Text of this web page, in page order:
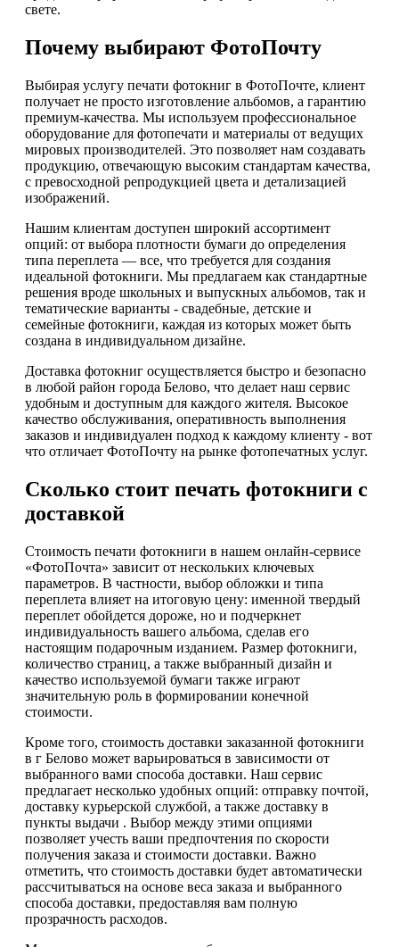
свете.
Почему выбирают ФотоПочту
Выбирая услугу печати фотокниг в ФотоПочте, клиент
получает не просто изготовление альбомов, а гарантию
премиум-качества. Мы используем профессиональное
оборудование для фотопечати и материалы от ведущих
мировых производителей. Это позволяет нам создавать
продукцию, отвечающую высоким стандартам качества,
с превосходной репродукцией цвета и детализацией
изображений.
Нашим клиентам доступен широкий ассортимент
опций: от выбора плотности бумаги до определения
типа переплета — все, что требуется для создания
идеальной фотокниги. Мы предлагаем как стандартные
решения вроде школьных и выпускных альбомов, так и
тематические варианты - свадебные, детские и
семейные фотокниги, каждая из которых может быть
создана в индивидуальном дизайне.
Доставка фотокниг осуществляется быстро и безопасно
в любой район города Белово, что делает наш сервис
удобным и доступным для каждого жителя. Высокое
качество обслуживания, оперативность выполнения
заказов и индивидуален подход к каждому клиенту - вот
что отличает ФотоПочту на рынке фотопечатных услуг.
Сколько стоит печать фотокниги с
доставкой
Стоимость печати фотокниги в нашем онлайн-сервисе
«ФотоПочта» зависит от нескольких ключевых
параметров. В частности, выбор обложки и типа
переплета влияет на итоговую цену: именной твердый
переплет обойдется дороже, но и подчеркнет
индивидуальность вашего альбома, сделав его
настоящим подарочным изданием. Размер фотокниги,
количество страниц, а также выбранный дизайн и
качество используемой бумаги также играют
значительную роль в формировании конечной
стоимости.
Кроме того, стоимость доставки заказанной фотокниги
в г Белово может варьироваться в зависимости от
выбранного вами способа доставки. Наш сервис
предлагает несколько удобных опций: отправку почтой,
доставку курьерской службой, а также доставку в
пункты выдачи . Выбор между этими опциями
позволяет учесть ваши предпочтения по скорости
получения заказа и стоимости доставки. Важно
отметить, что стоимость доставки будет автоматически
рассчитываться на основе веса заказа и выбранного
способа доставки, предоставляя вам полную
прозрачность расходов.